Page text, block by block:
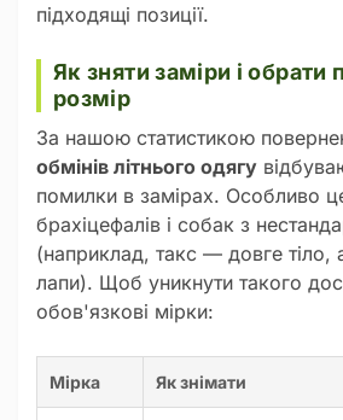
підходящі позиції.
Як зняти заміри і обрати
розмір
За нашою статистикою
обмінів літнього одягу
помилки в замірах. Особливо
брахіцефалів і собак з
(наприклад, такс — довге тіло,
лапи). Щоб уникнути такого
обов'язкові мірки:
Мірка Як знімати